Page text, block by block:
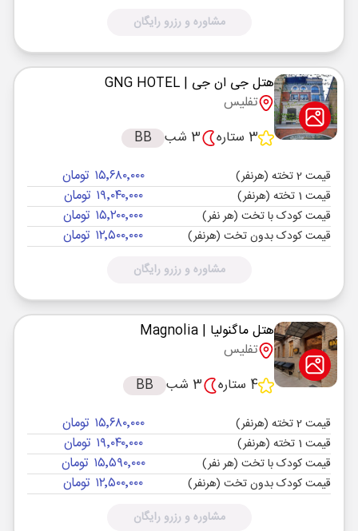
مشاوره و رزرو رایگان
هتل جی ان جی | GNG HOTEL
تفلیس
3 ستاره
3 شب BB
قیمت 2 تخته (هرنفر) ۱۵٬۶۸۰٬۰۰۰ تومان
قیمت 1 تخته (هرنفر) ۱۹٬۰۴۰٬۰۰۰ تومان
قیمت کودک با تخت (هر نفر) ۱۵٬۲۰۰٬۰۰۰ تومان
قیمت کودک بدون تخت (هرنفر) ۱۲٬۵۰۰٬۰۰۰ تومان
مشاوره و رزرو رایگان
هتل ماگنولیا | Magnolia
تفلیس
4 ستاره
3 شب BB
قیمت 2 تخته (هرنفر) ۱۵٬۶۸۰٬۰۰۰ تومان
قیمت 1 تخته (هرنفر) ۱۹٬۰۴۰٬۰۰۰ تومان
قیمت کودک با تخت (هر نفر) ۱۵٬۵۹۰٬۰۰۰ تومان
قیمت کودک بدون تخت (هرنفر) ۱۲٬۵۰۰٬۰۰۰ تومان
مشاوره و رزرو رایگان